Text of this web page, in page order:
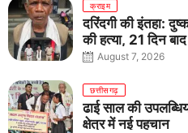
क्राइम
दरिंदगी की इंतहा:
की हत्या, 21 दिन
August 7, 2026
छत्तीसगढ़
ढाई साल की
क्षेत्र में नई पहचान